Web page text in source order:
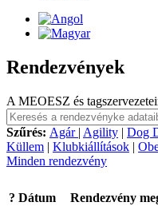
Rendezvények
A MEOESZ és
Szűrés: Agár | Agility | Dog
Küllem | Klubkiállítások |
Minden rendezvény
? Dátum Rendezvény